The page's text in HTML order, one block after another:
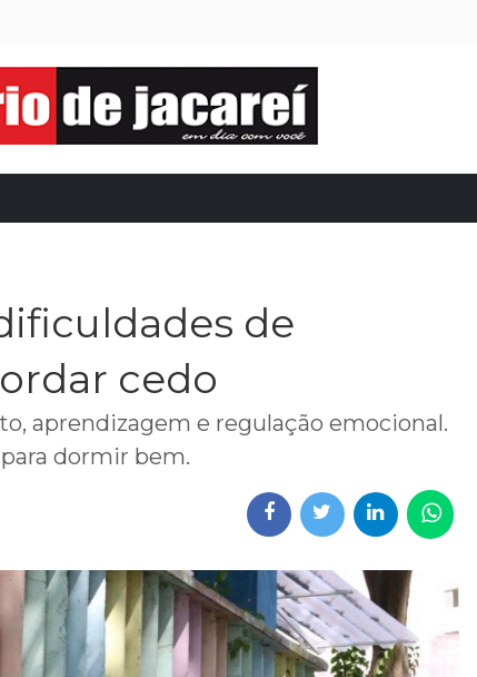
de
cedo
aprendizagem e regulação emocional.
dormir bem.